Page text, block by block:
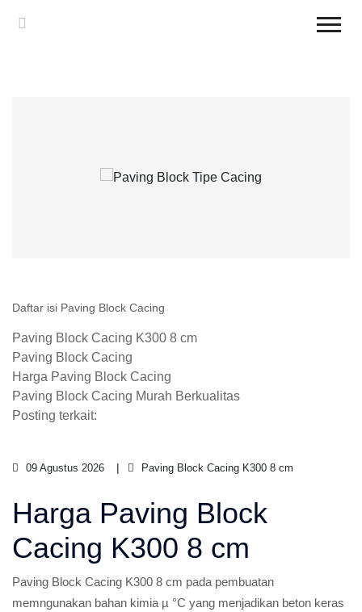
Daftar isi Paving Block Cacing
Paving Block Cacing K300 8 cm
Paving Block Cacing
Harga Paving Block Cacing
Paving Block Cacing Murah Berkualitas
Posting terkait:
09 Agustus 2026 Paving Block Cacing K300 8 cm
Harga Paving Block
Cacing K300 8 cm
Paving Block Cacing K300 8 cm pada pembuatan
memngunakan bahan kimia µ °C yang menjadikan beton keras